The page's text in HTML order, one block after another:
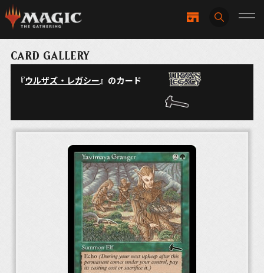
CARD GALLERY
『ウルザズ・レガシー』のカード